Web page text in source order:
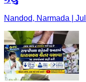
Nandod, Narmada |